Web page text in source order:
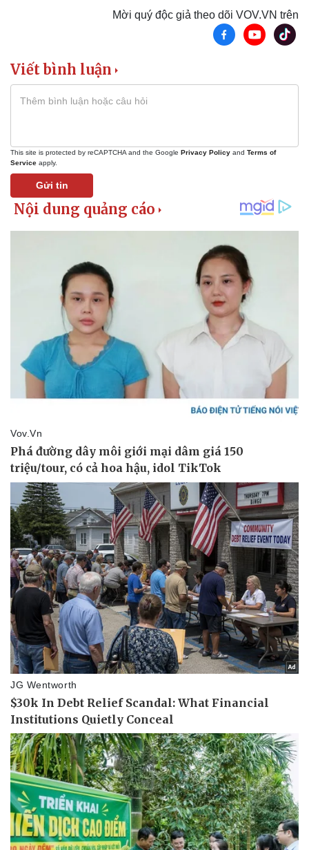
Tư vấn luật
Quân sự - Quốc phòng
Việt Nam
Phân tích
Thể thao
Bóng đá
Lịch thi đấu bóng đá
Thế giới thể thao
eSports
Hậu trường
Ô tô - Xe máy
Ô tô
Xe máy
Tư vấn
Mời quý độc giả theo dõi VOV.VN trên
Viết bình luận
This site is protected by reCAPTCHA and the Google Privacy Policy and Terms of
Service apply.
Gửi tin